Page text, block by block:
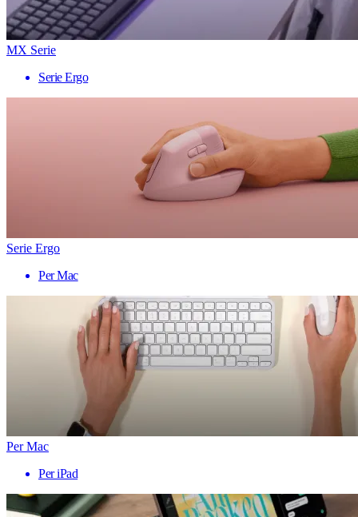
MX Serie
Serie Ergo
Serie Ergo
Per Mac
Per Mac
Per iPad